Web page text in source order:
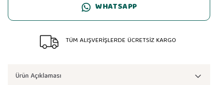
WHATSAPP
TÜM ALIŞVERİŞLERDE ÜCRETSİZ KARGO
Ürün Açıklaması